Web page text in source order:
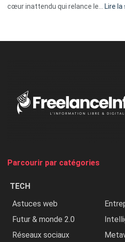
cœur inattendu qui relance le… Lire la
Parcourir par catégories
TECH
Astuces web
Futur & monde 2.0
Réseaux sociaux